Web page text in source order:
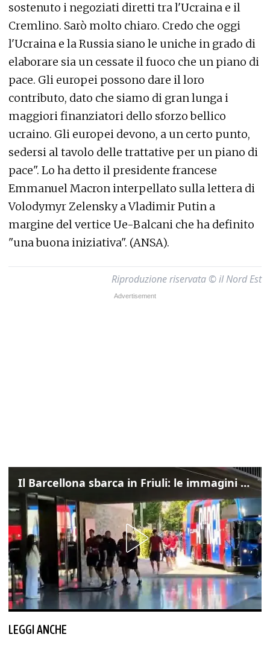
sostenuto i negoziati diretti tra l'Ucraina e il
Cremlino. Sarò molto chiaro. Credo che oggi
l'Ucraina e la Russia siano le uniche in grado di
elaborare sia un cessate il fuoco che un piano di
pace. Gli europei possono dare il loro
contributo, dato che siamo di gran lunga i
maggiori finanziatori dello sforzo bellico
ucraino. Gli europei devono, a un certo punto,
sedersi al tavolo delle trattative per un piano di
pace". Lo ha detto il presidente francese
Emmanuel Macron interpellato sulla lettera di
Volodymyr Zelensky a Vladimir Putin a
margine del vertice Ue-Balcani che ha definito
"una buona iniziativa". (ANSA).
Riproduzione riservata © il Nord Est
Il Barcellona sbarca in Friuli: le immagini dell'arrivo in albergo
LEGGI ANCHE